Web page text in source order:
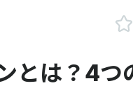
とは？4つ